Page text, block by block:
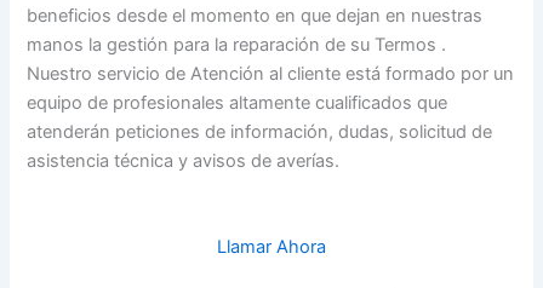
beneficios desde el momento en que dejan en nuestras
manos la gestión para la reparación de su Termos .
Nuestro servicio de Atención al cliente está formado por un
equipo de profesionales altamente cualificados que
atenderán peticiones de información, dudas, solicitud de
asistencia técnica y avisos de averías.
Llamar Ahora